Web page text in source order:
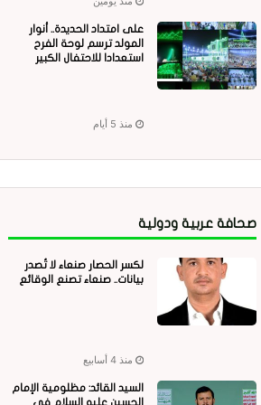
على امتداد الحديدة.. أنوار
المولد ترسم لوحة الفرح
استعدادا للاحتفال الكبير
منذ 5 أيام
صحافة عربية ودولية
لكسر الحصار صنعاء لا تُصدر
بيانات.. صنعاء تصنع الوقائع
منذ 4 أسابيع
السيد القائد: مظلومية الإمام
الحسين عليه السلام في